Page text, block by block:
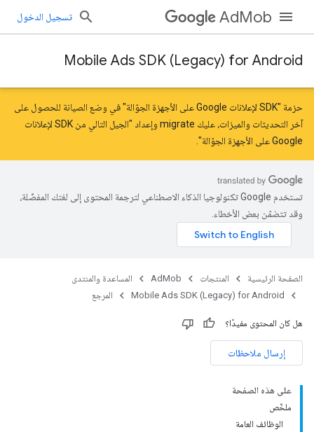
AdMob تسجيل الدخول
Mobile Ads SDK (Legacy) for Android
حزمة "SDK لإعلانات Google على الأجهزة الجوّالة" في وضع الصيانة للحصول على
آخر التحديثات والميزات، عليك migrate و
إعداد "الجيل التالي من SDK لإعلانات
Google على الأجهزة الجوّالة"
تستخدم Google تكنولوجيا الذكاء الاصطناعي لترجمة المحتوى إلى لغتك المفضّلة،
وقد تتضمّن بعض الأخطاء.
الصفحة الرئيسية المنتجات AdMob
المساعدة والمنتدى
Mobile Ads SDK (Legacy) for Android
المرجع
هل كان المحتوى مفيدًا؟
إرسال ملاحظات
على هذه الصفحة
ملخّص
الوظائف العامة